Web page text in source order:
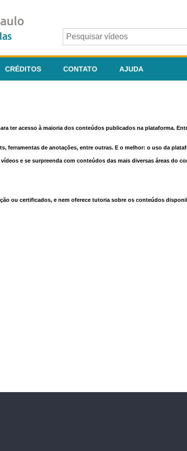
CRÉDITOS CONTATO AJUDA
ter acesso à maioria dos conteúdos publicados na plataforma.
ferramentas de anotações, entre outras. E o melhor: o uso da
e se surpreenda com conteúdos das mais diversas áreas do
ou certificados, e nem oferece tutoria sobre os conteúdos